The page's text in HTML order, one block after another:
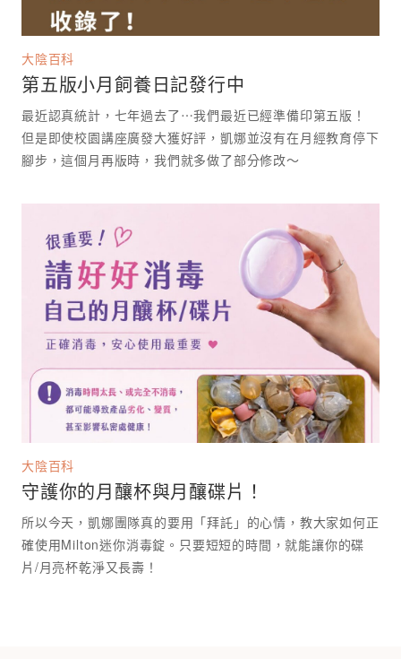
大陰百科
第五版小月飼養日記發行中
最近認真統計，七年過去了⋯我們最近已經準備印第五版！
但是即使校園講座廣發大獲好評，凱娜並沒有在月經教育停下
腳步，這個月再版時，我們就多做了部分修改～
大陰百科
守護你的月釀杯與月釀碟片！
所以今天，凱娜團隊真的要用「拜託」的心情，教大家如何正
確使用Milton迷你消毒錠。只要短短的時間，就能讓你的碟